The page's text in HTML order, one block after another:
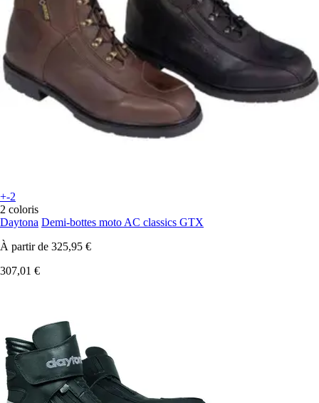
+-2
2 coloris
Daytona Demi-bottes moto AC classics GTX
À partir de 325,95 €
307,01 €